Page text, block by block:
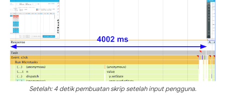
Setelah: 4 detik pembuatan skrip setelah input pengguna.